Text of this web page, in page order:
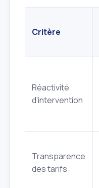
Critère
Réactivité
d'intervention
Transparence
des tarifs